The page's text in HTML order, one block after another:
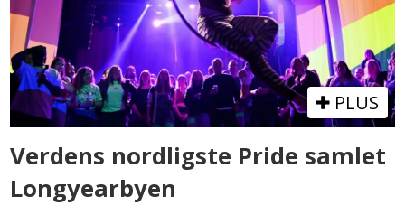
PLUS
Verdens nordligste Pride samlet
Longyearbyen